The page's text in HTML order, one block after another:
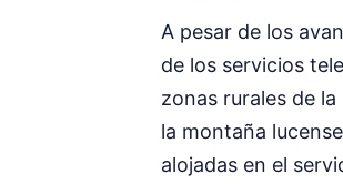
A pesar de los
de los servicios
zonas rurales de
la montaña
alojadas en el